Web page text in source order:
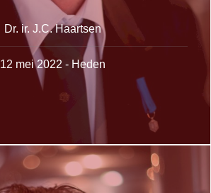
Dr. ir. J.C. Haartsen
12 mei 2022 - Heden